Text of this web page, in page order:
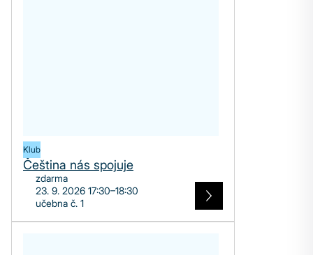
Klub
Čeština nás spojuje
zdarma
23. 9. 2026 17:30–18:30
učebna č. 1